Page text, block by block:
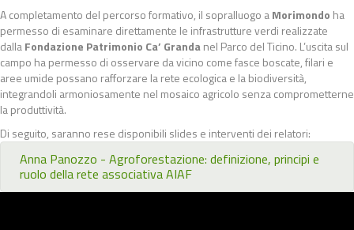
A completamento del percorso formativo, il sopralluogo aMorimondo ha
permesso di esaminare direttamente le infrastrutture verdi realizzate
dallaFondazione Patrimonio Ca’ Grandanel Parco del Ticino. L’uscita sul
campo ha permesso di osservare da vicino come fasce boscate, filari e
aree umide possano rafforzare la rete ecologica e la biodiversità,
integrandoli armoniosamente nel mosaico agricolo senza comprometterne
la produttività.
Di seguito, saranno rese disponibili slides e interventi dei relatori:
Anna Panozzo - Agroforestazione: definizione, principi e
ruolo della rete associativa AIAF